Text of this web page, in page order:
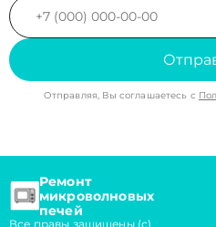
Отправляя, Вы соглашаетесь с
Ремонт
микроволновых
печей
Все правы защищены (с)